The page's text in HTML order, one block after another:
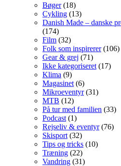
Bøger(18)
Cykling (13)
Danish Made – danske
(174)
Film (32)
Folk som inspirerer(106)
Gear & grej (71)
Ikke kategoriseret (17)
Klima (9)
Magasinet (6)
Mikroeventyr(31)
MTB (12)
På tur med familien (33)
Podcast (1)
Rejseliv & eventyr(76)
Skisport (32)
Tips og tricks (10)
Træning (22)
Vandring (31)